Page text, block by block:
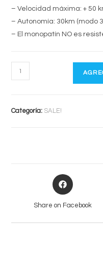
– Velocidad máxima: + 50
– Autonomía: 30km (modo
– El monopatín NO es
MONOPATÍN
EWOL
Categoría: SALE!
Opens
in
Share on Facebook